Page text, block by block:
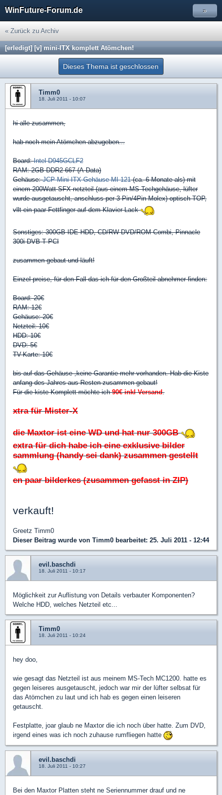
WinFuture-Forum.de »
« Zurück zu Archiv
[erledigt] [v] mini-ITX komplett Atömchen!
Dieses Thema ist geschlossen
Timm0
18. Juli 2011 - 10:07
hi alle zusammen,
hab noch mein Atömchen abzugeben...
Board:Intel D945GCLF2
RAM: 2GB DDR2 667 (A-Data)
Gehäuse:JCP Mini-ITX Gehäuse MI-121(ca. 6 Monate als) mit
einem 200Watt SFX netzteil (aus einem MS-Techgehäuse, lüfter
wurde ausgetauscht, anschluss per 3-Pin/4Pin Molex) optisch TOP,
vllt ein paar Fettfinger auf dem Klavier-Lack
Sonstiges: 300GB IDE HDD, CD/RW DVD/ROM Combi, Pinnacle
300i DVB-T PCI
zusammen gebaut und läuft!
Einzel preise, für den Fall das ich für den Großteil abnehmer finden:
Board: 20€
RAM: 12€
Gehäuse: 20€
Netzteil: 10€
HDD: 10€
DVD: 5€
TV-Karte: 10€
bis auf das Gehäuse ,keine Garantie mehr vorhanden. Hab die Kiste
anfang des Jahres aus Resten zusammen gebaut!
Für die kiste Komplett möchte ich90€ inkl Versand.
xtra für Mister-X
die Maxtor ist eine WD und hat nur 300GB
extra für dich habe ich eine exklusive bilder
sammlung (handy sei dank) zusammen gestellt
en paar bilderkes (zusammen gefasst in ZIP)
verkauft!
Greetz Timm0
Dieser Beitrag wurde von Timm0 bearbeitet: 25. Juli 2011 - 12:44
evil.baschdi
18. Juli 2011 - 10:17
Möglichkeit zur Auflistung von Details verbauter Komponenten?
Welche HDD, welches Netzteil etc...
Timm0
18. Juli 2011 - 10:24
hey doo,
wie gesagt das Netzteil ist aus meinem MS-Tech MC1200. hatte es
gegen leiseres ausgetauscht, jedoch war mir der lüfter selbsat für
das Atömchen zu laut und ich hab es gegen einen leiseren
getauscht.
Festplatte, joar glaub ne Maxtor die ich noch über hatte. Zum DVD,
irgend eines was ich noch zuhause rumfliegen hatte
evil.baschdi
18. Juli 2011 - 10:27
Bei den Maxtor Platten steht ne Seriennummer drauf und ne